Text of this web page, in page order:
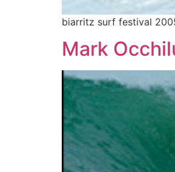
biarritz surf festival
Mark